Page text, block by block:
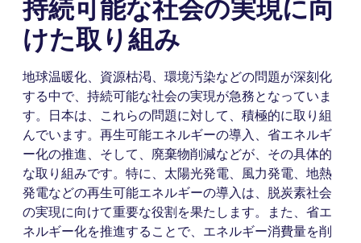
持続可能な社会の実現に向
けた取り組み
地球温暖化、資源枯渇、環境汚染などの問題が深刻化
する中で、持続可能な社会の実現が急務となっていま
す。日本は、これらの問題に対して、積極的に取り組
んでいます。再生可能エネルギーの導入、省エネルギ
ー化の推進、そして、廃棄物削減などが、その具体的
な取り組みです。特に、太陽光発電、風力発電、地熱
発電などの再生可能エネルギーの導入は、脱炭素社会
の実現に向けて重要な役割を果たします。また、省エ
ネルギー化を推進することで、エネルギー消費量を削